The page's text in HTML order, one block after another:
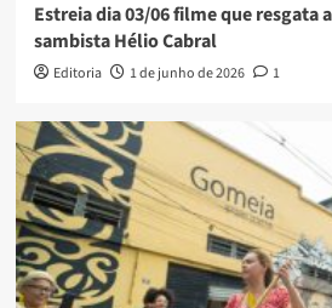
Estreia dia 03/06 filme que resgata
sambista Hélio Cabral
Editoria 1 de junho de 2026 1